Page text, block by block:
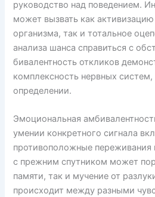
руководство над поведением.
может вызвать как
организма, так и тотальное
анализа шанса справиться с
бивалентность откликов
комплексность нервных
определении.
Эмоциональная
умении конкретного сигнала
противоположные переживания
с прежним спутником может
памяти, так и мучение от
происходит между разными